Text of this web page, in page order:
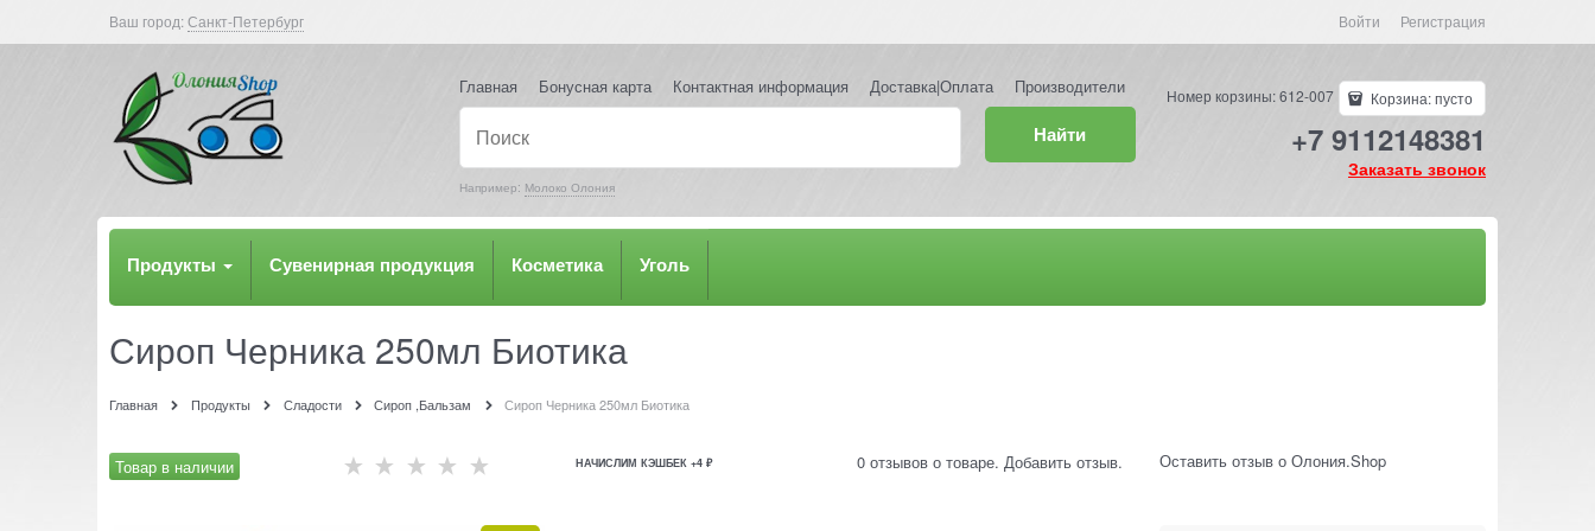
Ваш город:Санкт-Петербург Войти Регистрация
Главная Бонусная карта Контактная информация Доставка|Оплата Производители
Например: Молоко Олония
Найти
Номер корзины: 612-007 Корзина:пусто
+7 9112148381
Заказать звонок
Продукты Сувенирная продукция Косметика Уголь
Сироп Черника 250мл Биотика
Главная Продукты Сладости Сироп ,Бальзам Сироп Черника 250мл Биотика
Товар в наличии НАЧИСЛИМ КЭШБЕК +4 ₽ 0 отзывов о товаре. Добавить отзыв. Оставить отзыв о Олония.Shop